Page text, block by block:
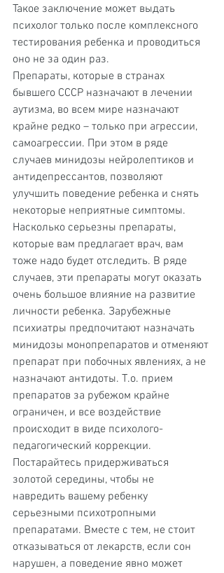
Такое заключение может выдать
психолог только после комплексного
тестирования ребенка и проводиться
оно не за один раз.
Препараты, которые в странах
бывшего СССР назначают в лечении
аутизма, во всем мире назначают
крайне редко – только при агрессии,
самоагрессии. При этом в ряде
случаев минидозы нейролептиков и
антидепрессантов, позволяют
улучшить поведение ребенка и снять
некоторые неприятные симптомы.
Насколько серьезны препараты,
которые вам предлагает врач, вам
тоже надо будет отследить. В ряде
случаев, эти препараты могут оказать
очень большое влияние на развитие
личности ребенка. Зарубежные
психиатры предпочитают назначать
минидозы монопрепаратов и отменяют
препарат при побочных явлениях, а не
назначают антидоты. Т.о. прием
препаратов за рубежом крайне
ограничен, и все воздействие
происходит в виде психолого-
педагогический коррекции.
Постарайтесь придерживаться
золотой середины, чтобы не
навредить вашему ребенку
серьезными психотропными
препаратами. Вместе с тем, не стоит
отказываться от лекарств, если сон
нарушен, а поведение явно может